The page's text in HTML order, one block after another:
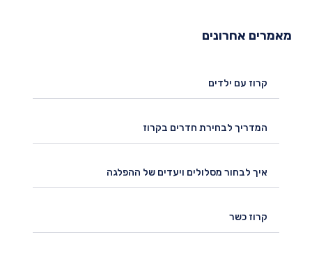
אחרונים
קרוז עם ילדים
המדריך לבחירת חדרים בקרוז
איך לבחור מסלולים ויעדים של ההפלגה
קרוז כשר